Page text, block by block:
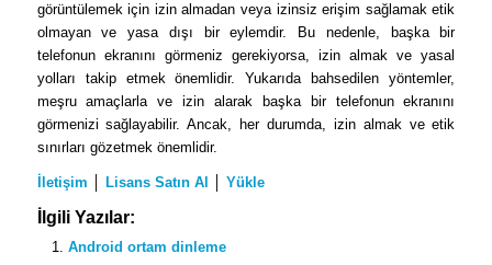
görüntülemek için izin almadan veya izinsiz erişim sağlamak etik
olmayan ve yasa dışı bir eylemdir. Bu nedenle, başka bir
telefonun ekranını görmeniz gerekiyorsa, izin almak ve yasal
yolları takip etmek önemlidir. Yukarıda bahsedilen yöntemler,
meşru amaçlarla ve izin alarak başka bir telefonun ekranını
görmenizi sağlayabilir. Ancak, her durumda, izin almak ve etik
sınırları gözetmek önemlidir.
İletişim Lisans Satın Al Yükle
İlgili Yazılar:
Android ortam dinleme